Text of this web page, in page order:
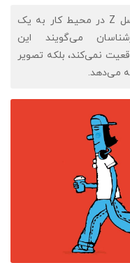
اقتصادنیوز: در حالی که بحث درباره نسل Z در محیط کار به یک
می‌گویند این
نمی‌کند، بلکه تصویر
می‌دهد.